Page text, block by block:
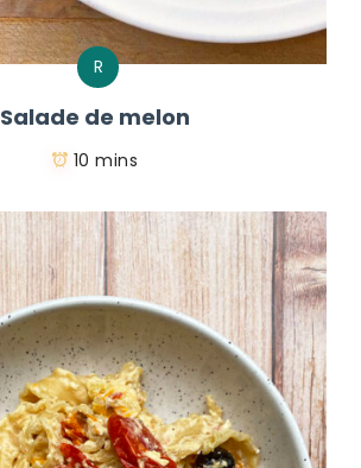
R
Salade de melon
10 mins